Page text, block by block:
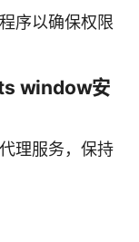
序以确保权限
window安
理服务，保持